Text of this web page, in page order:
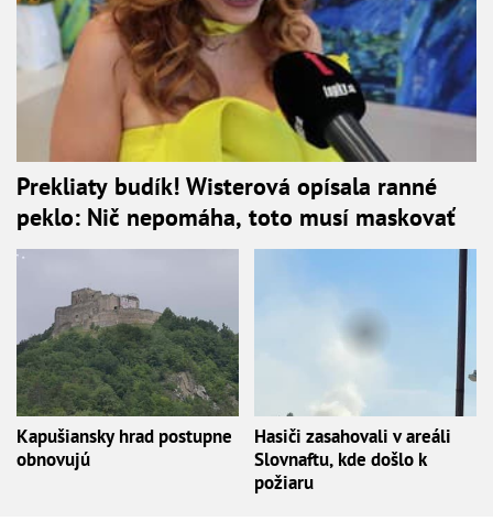
Prekliaty budík! Wisterová opísala ranné
peklo: Nič nepomáha, toto musí maskovať
Kapušiansky hrad postupne
obnovujú
Hasiči zasahovali v areáli
Slovnaftu, kde došlo k
požiaru